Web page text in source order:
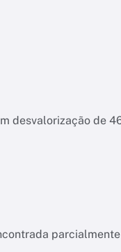
desvalorização de